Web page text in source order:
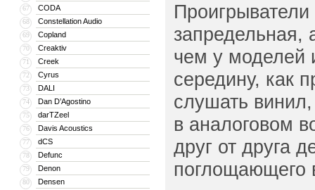
67 CODA
68 Constellation Audio
69 Copland
70 Creaktiv
71 Creek
72 Cyrus
73 DALI
74 Dan D’Agostino
75 darTZeel
76 Davis Acoustics
77 dCS
78 Defunc
79 Denon
80 Densen
чем у моделей
середину, как
слушать
в аналоговом
друг от друга
поглощающего